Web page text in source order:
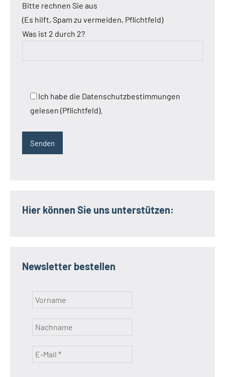
Bitte rechnen Sie aus
(Es hilft, Spam zu vermeiden, Pflichtfeld)
Was ist 2 durch 2?
Ich habe die Datenschutzbestimmungen
gelesen (Pflichtfeld).
Hier können Sie uns unterstützen:
Newsletter bestellen